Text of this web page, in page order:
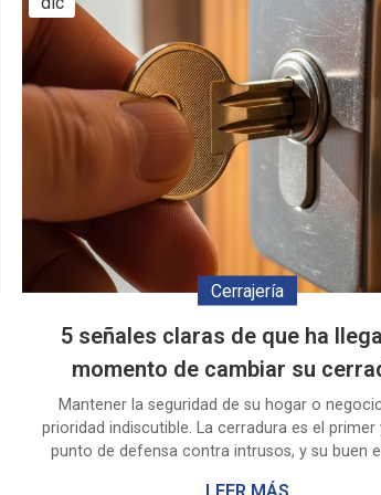
5 señales claras de que ha
momento de cambiar su
Cerrajería
Mantener la seguridad de su hogar o
prioridad indiscutible. La cerradura es el primer
punto de defensa contra intrusos, y su buen